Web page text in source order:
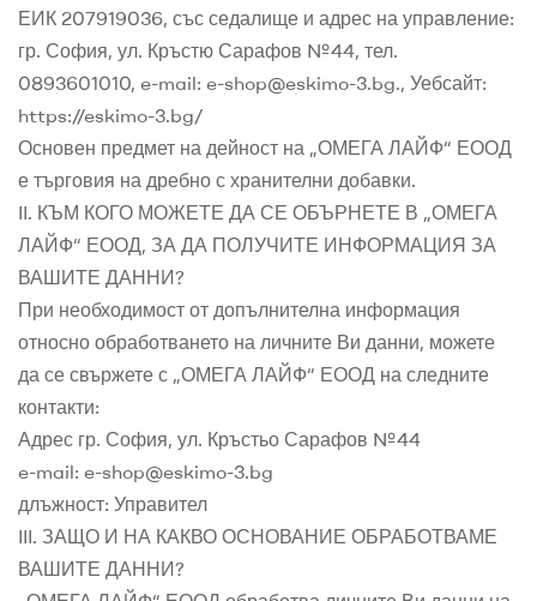
ЕИК 207919036, със седалище и адрес на управление:
гр. София, ул. Кръстю Сарафов №44, тел.
0893601010, e-mail: e-shop@eskimo-3.bg., Уебсайт:
https://eskimo-3.bg/
Основен предмет на дейност на „ОМЕГА ЛАЙФ“ ЕООД
е търговия на дребно с хранителни добавки.
II. КЪМ КОГО МОЖЕТЕ ДА СЕ ОБЪРНЕТЕ В „ОМЕГА
ЛАЙФ“ ЕООД, ЗА ДА ПОЛУЧИТЕ ИНФОРМАЦИЯ ЗА
ВАШИТЕ ДАННИ?
При необходимост от допълнителна информация
относно обработването на личните Ви данни, можете
да се свържете с „ОМЕГА ЛАЙФ“ ЕООД на следните
контакти:
Адрес гр. София, ул. Кръстьо Сарафов №44
e-mail: e-shop@eskimo-3.bg
длъжност: Управител
III. ЗАЩО И НА КАКВО ОСНОВАНИЕ ОБРАБОТВАМЕ
ВАШИТЕ ДАННИ?